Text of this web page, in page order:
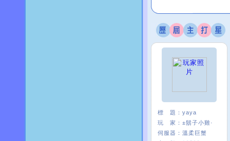
標 題： yaya
玩 家： ±鬍子小雞·
伺服器： 溫柔巨蟹